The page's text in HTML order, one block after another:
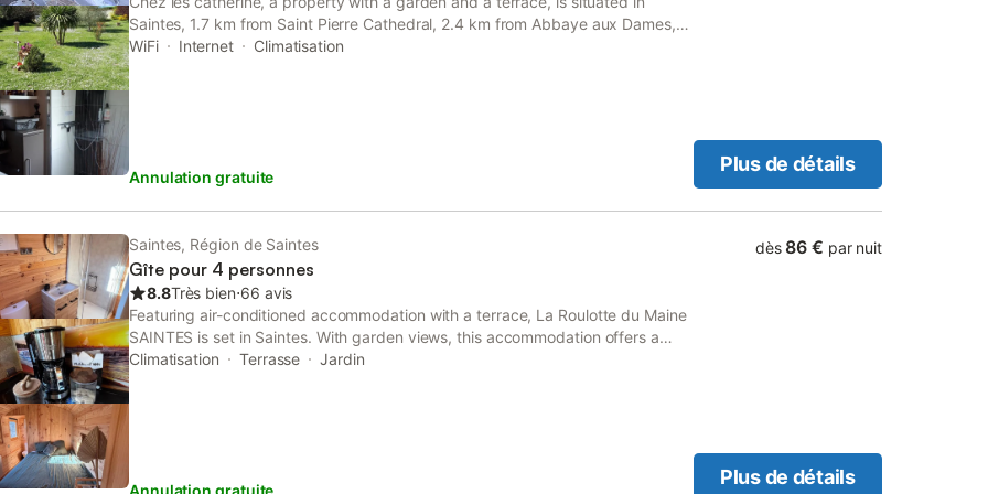
Saintes, 1.7 km from Saint Pierre Cathedral, 2.4 km from Abbaye aux Dames,
as well as 40 km from Royan Train station. The air-conditioned accommodation
WiFi Internet Climatisation
Annulation gratuite
Plus de détails
Saintes, Région de Saintes
Gîte pour 4 personnes
8.8Très bien⋅66 avis
Featuring air-conditioned accommodation with a terrace, La Roulotte du Maine
SAINTES is set in Saintes. With garden views, this accommodation offers a
balcony. The property is non-smoking and is located 2.1 km from Saintes Train
Climatisation Terrasse Jardin
Annulation gratuite
dès 86 € par nuit
Plus de détails